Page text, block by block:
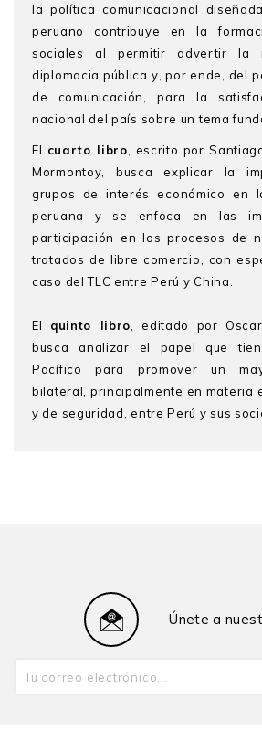
la política comunicacional
peruano contribuye en la
sociales al permitir advertir la
diplomacia pública y, por ende, del
de comunicación, para la
nacional del país sobre un tema
El cuarto libro , escrito por
Mormontoy, busca explicar la
grupos de interés económico en
peruana y se enfoca en las
participación en los procesos de
tratados de libre comercio, con
caso del TLC entre Perú y China.
El quinto libro , editado por
busca analizar el papel que
Pacífico para promover un
bilateral, principalmente en materia
y de seguridad, entre Perú y sus
Únete a